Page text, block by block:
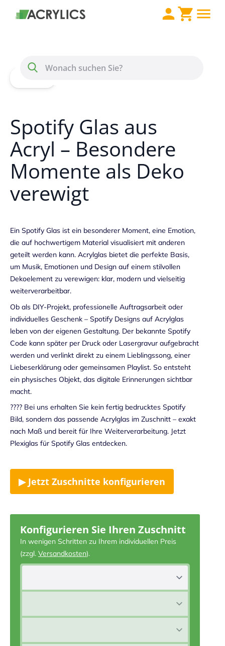
Menü
Spotify Glas aus
Acryl – Besondere
Momente als Deko
verewigt
Ein Spotify Glas ist ein besonderer Moment, eine Emotion,
die auf hochwertigem Material visualisiert mit anderen
geteilt werden kann. Acrylglas bietet die perfekte Basis,
um Musik, Emotionen und Design auf einem stilvollen
Dekoelement zu verewigen: klar, modern und vielseitig
weiterverarbeitbar.
Ob als DIY-Projekt, professionelle Auftragsarbeit oder
individuelles Geschenk – Spotify Designs auf Acrylglas
leben von der eigenen Gestaltung. Der bekannte Spotify
Code kann später per Druck oder Lasergravur aufgebracht
werden und verlinkt direkt zu einem Lieblingssong, einer
Liebeserklärung oder gemeinsamen Playlist. So entsteht
ein physisches Objekt, das digitale Erinnerungen sichtbar
macht.
???? Bei uns erhalten Sie kein fertig bedrucktes Spotify
Bild, sondern das passende Acrylglas im Zuschnitt – exakt
nach Maß und bereit für Ihre Weiterverarbeitung. Jetzt
Plexiglas für Spotify Glas entdecken.
▶ Jetzt Zuschnitte konfigurieren
Konfigurieren Sie Ihren Zuschnitt
In wenigen Schritten zu Ihrem individuellen Preis
(zzgl. Versandkosten).